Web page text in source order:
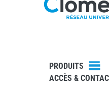
PRODUITS
ACCÈS &